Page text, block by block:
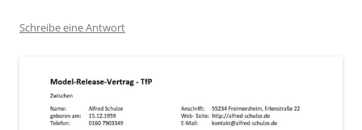
Schreibe eine Antwort